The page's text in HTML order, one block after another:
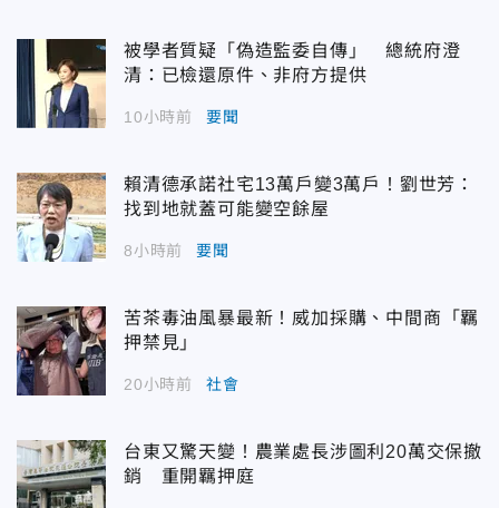
被學者質疑「偽造監委自傳」 總統府澄
清：已檢還原件、非府方提供
10小時前 要聞
賴清德承諾社宅13萬戶變3萬戶！劉世芳：
找到地就蓋可能變空餘屋
8小時前 要聞
苦茶毒油風暴最新！威加採購、中間商「羈
押禁見」
20小時前 社會
台東又驚天變！農業處長涉圖利20萬交保撤
銷 重開羈押庭